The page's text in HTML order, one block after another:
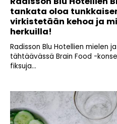
tankata oloa
virkistetään kehoa ja
herkuilla!
Radisson Blu Hotellien mielen
tähtäävässä Brain Food -
fiksuja...